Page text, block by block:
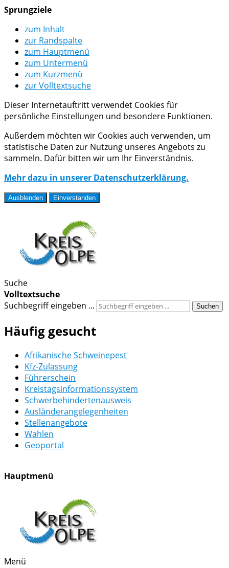
Sprungziele
zum Inhalt
zur Randspalte
zum Hauptmenü
zum Untermenü
zum Kurzmenü
zur Volltextsuche
Dieser Internetauftritt verwendet Cookies für
persönliche Einstellungen und besondere Funktionen.
Außerdem möchten wir Cookies auch verwenden, um
statistische Daten zur Nutzung unseres Angebots zu
sammeln. Dafür bitten wir um Ihr Einverständnis.
Mehr dazu in unserer Datenschutzerklärung.
Ausblenden Einverstanden
Suche
Volltextsuche
Suchbegriff eingeben ...
Suchen
Häufig gesucht
Afrikanische Schweinepest
Kfz-Zulassung
Führerschein
Kreistagsinformationssystem
Schwerbehindertenausweis
Ausländerangelegenheiten
Stellenangebote
Wahlen
Geoportal
Hauptmenü
Menü